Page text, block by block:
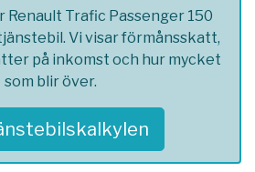
Renault Trafic Passenger 150
Vi visar förmånsskatt,
på inkomst och hur mycket
som blir över.